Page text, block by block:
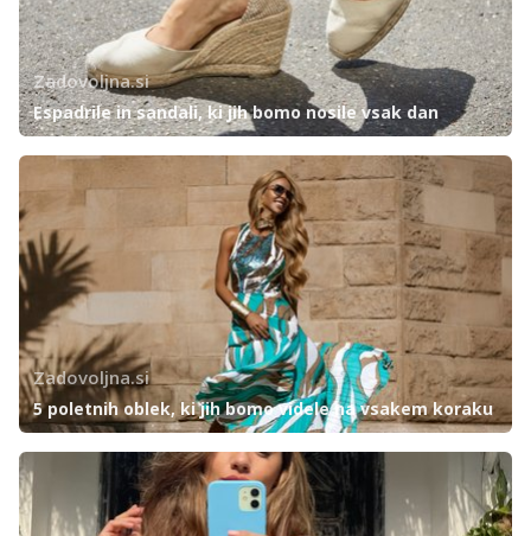
Zadovoljna.si
Espadrile in sandali, ki jih bomo nosile vsak dan
Zadovoljna.si
5 poletnih oblek, ki jih bomo videle na vsakem koraku